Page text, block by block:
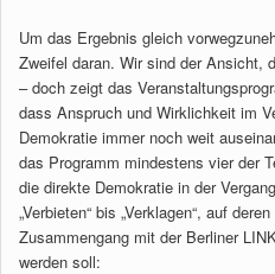
Um das Ergebnis gleich
Zweifel daran. Wir sind der Ansicht,
– doch zeigt das
dass Anspruch und Wirklichkeit im
Demokratie immer noch weit
das Programm mindestens vier der
die direkte Demokratie in der
„Verbieten“ bis „Verklagen“, auf
Zusammengang mit der Berliner
werden soll: